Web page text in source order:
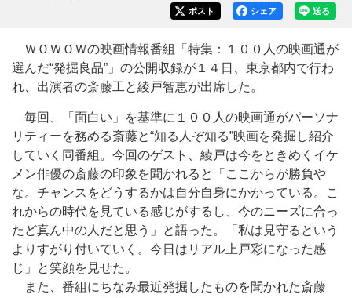
送る
シェア
ポスト
ＷＯＷＯＷの映画情報番組「特集：１００人の映画通が
選んだ“発掘良品”」の公開収録が１４日、東京都内で行わ
れ、出演者の斎藤工と綾戸智恵が出席した。
毎回、「面白い」を基準に１００人の映画通がパーソナ
リティーを務める斎藤と“知る人ぞ知る”映画を発掘し紹介
していく同番組。今回のゲスト、綾戸は今をときめくイケ
メン俳優の斎藤の印象を聞かれると「ここからが勝負や
な。チャンスをどうするかは自分自身にかかっている。こ
れからの時代を見ている感じがするし、今のニーズに合っ
たど真ん中の人だと思う」と語った。「私は見守るという
よりすがり付いていく。今日はリアル上戸彩になった感
じ」と笑顔を見せた。
また、番組にちなみ最近発掘したものを聞かれた斎藤